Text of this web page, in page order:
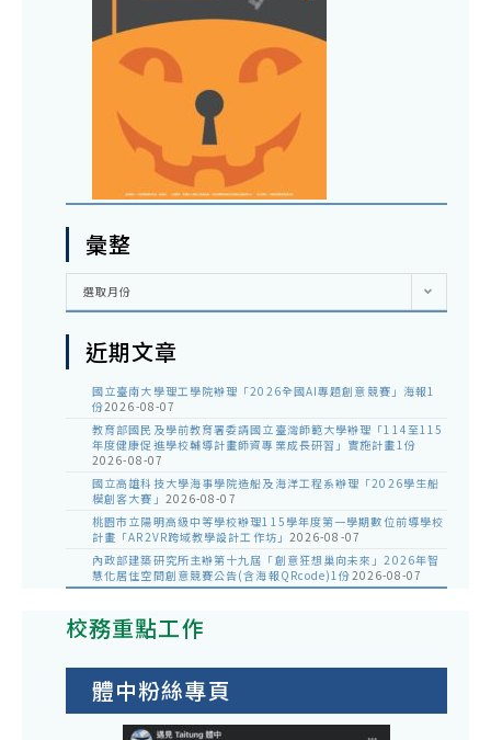
彙整
彙
選取月份
近期文章
國立臺南大學理工學院辦理「2026全國AI專題創意競賽」海報1
份2026-08-07
教育部國民及學前教育署委請國立臺灣師範大學辦理「114至115
年度健康促進學校輔導計畫師資專業成長研習」實施計畫1份
2026-08-07
國立高雄科技大學海事學院造船及海洋工程系辦理「2026學生船
模創客大賽」 2026-08-07
桃園市立陽明高級中等學校辦理115學年度第一學期數位前導學校
計畫「AR2VR跨域教學設計工作坊」 2026-08-07
內政部建築研究所主辦第十九屆「創意狂想巢向未來」2026年智
慧化居住空間創意競賽公告(含海報QRcode)1份2026-08-07
校務重點工作
體中粉絲專頁